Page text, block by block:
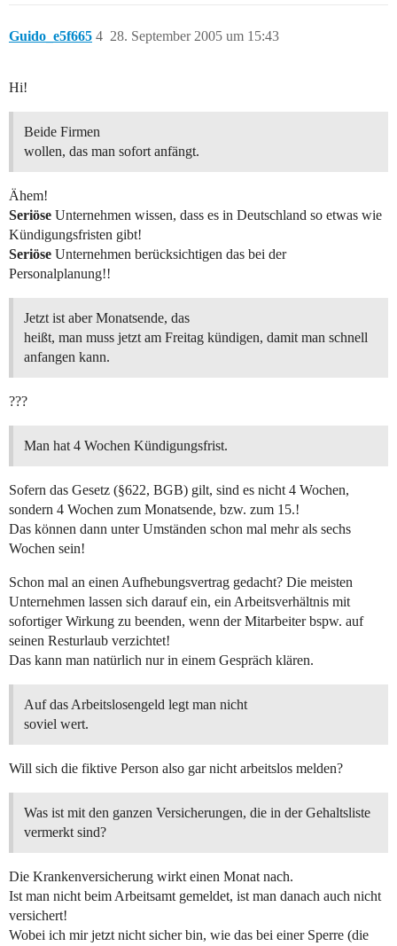
Guido_e5f665 28. September 2005 um 15:43
4
Hi!
Beide Firmen
wollen, das man sofort anfängt.
Ähem!
Seriöse Unternehmen wissen, dass es in Deutschland so etwas wie
Kündigungsfristen gibt!
Seriöse Unternehmen berücksichtigen das bei der
Personalplanung!!
Jetzt ist aber Monatsende, das
heißt, man muss jetzt am Freitag kündigen, damit man schnell
anfangen kann.
???
Man hat 4 Wochen Kündigungsfrist.
Sofern das Gesetz (§622, BGB) gilt, sind es nicht 4 Wochen,
sondern 4 Wochen zum Monatsende, bzw. zum 15.!
Das können dann unter Umständen schon mal mehr als sechs
Wochen sein!
Schon mal an einen Aufhebungsvertrag gedacht? Die meisten
Unternehmen lassen sich darauf ein, ein Arbeitsverhältnis mit
sofortiger Wirkung zu beenden, wenn der Mitarbeiter bspw. auf
seinen Resturlaub verzichtet!
Das kann man natürlich nur in einem Gespräch klären.
Auf das Arbeitslosengeld legt man nicht
soviel wert.
Will sich die fiktive Person also gar nicht arbeitslos melden?
Was ist mit den ganzen Versicherungen, die in der Gehaltsliste
vermerkt sind?
Die Krankenversicherung wirkt einen Monat nach.
Ist man nicht beim Arbeitsamt gemeldet, ist man danach auch nicht
versichert!
Wobei ich mir jetzt nicht sicher bin, wie das bei einer Sperre (die